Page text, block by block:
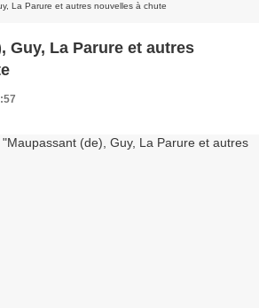
La Parure et autres nouvelles à chute
Guy, La Parure et autres